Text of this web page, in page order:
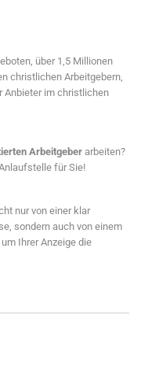
über 1,5 Millionen
christlichen Arbeitgebern,
Anbieter im christlichen
Arbeitgeber arbeiten?
für Sie!
nur von einer klar
sondern auch von einem
Ihrer Anzeige die